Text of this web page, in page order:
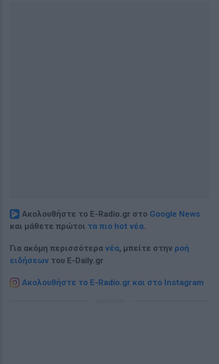
Ακολουθήστε το E-Radio.gr στο Google News
και μάθετε πρώτοι τα πιο hot νέα.
Για ακόμη περισσότερα νέα, μπείτε στην ροή
ειδήσεων του E-Daily.gr
Ακολουθήστε το E-Radio.gr και στο Instagram